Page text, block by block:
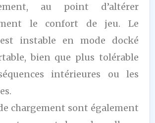
au point d’altérer
le confort de jeu. Le
instable en mode docké
bien que plus tolérable
intérieures ou les
chargement sont également